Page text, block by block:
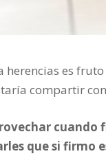
es
compartir
cuando
que si firmo